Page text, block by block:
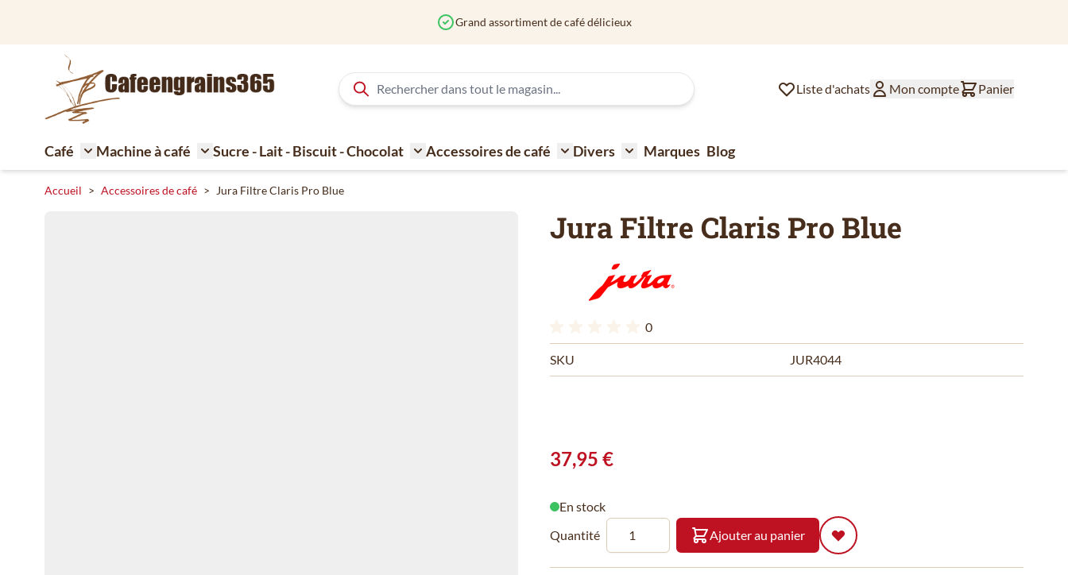
Grand assortiment de café délicieux
Liste d'achats Mon compte Panier
Café
Toggle submenu for Café
Machine à café
Toggle submenu for Machine à café
Sucre - Lait - Biscuit - Chocolat
Toggle submenu for Sucre - Lait - Biscuit - Chocolat
Accessoires de café
Toggle submenu for Accessoires de café
Divers
Toggle submenu for Divers
Marques Blog
Accueil > Accessoires de café > Jura Filtre Claris Pro Blue
Jura Filtre Claris Pro Blue
0
SKU JUR4044
37,95 €
En stock
Quantité
Ajouter au panier